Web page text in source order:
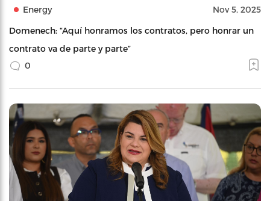
Energy Nov 5, 2025
Domenech: “Aquí honramos los contratos, pero honrar un
contrato va de parte y parte”
0